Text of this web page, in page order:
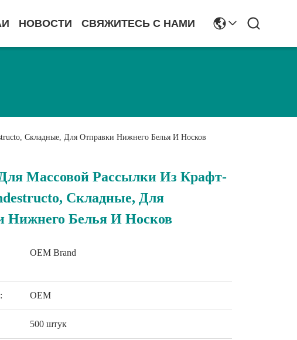
НОВОСТИ СВЯЖИТЕСЬ С НАМИ
Складные, Для Отправки Нижнего Белья И Носков
Массовой Рассылки Из Крафт-
Складные, Для
Нижнего Белья И Носков
OEM Brand
OEM
500 штук